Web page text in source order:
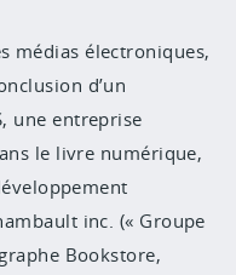
médias électroniques,
d’un
une entreprise
le livre numérique,
inc. (« Groupe
Bookstore,